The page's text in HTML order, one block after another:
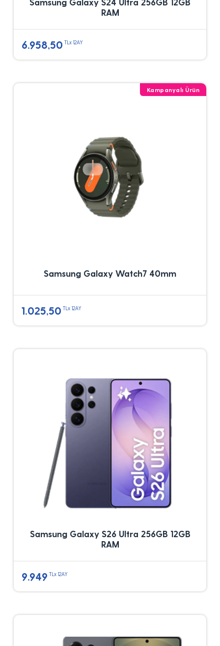
RAM
6.958,50 TLx 12AY
Kampanyalı Ürün
Samsung Galaxy Watch7 40mm
1.025,50 TLx 12AY
Samsung Galaxy S26 Ultra 256GB 12GB
RAM
9.949 TLx 12AY